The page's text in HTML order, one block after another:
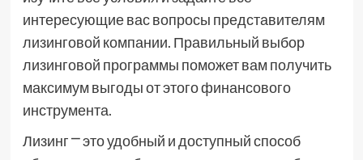
интересующие вас вопросы представителям
лизинговой компании. Правильный выбор
лизинговой программы поможет вам получить
максимум выгоды от этого финансового
инструмента.
Лизинг ⎻ это удобный и доступный способ